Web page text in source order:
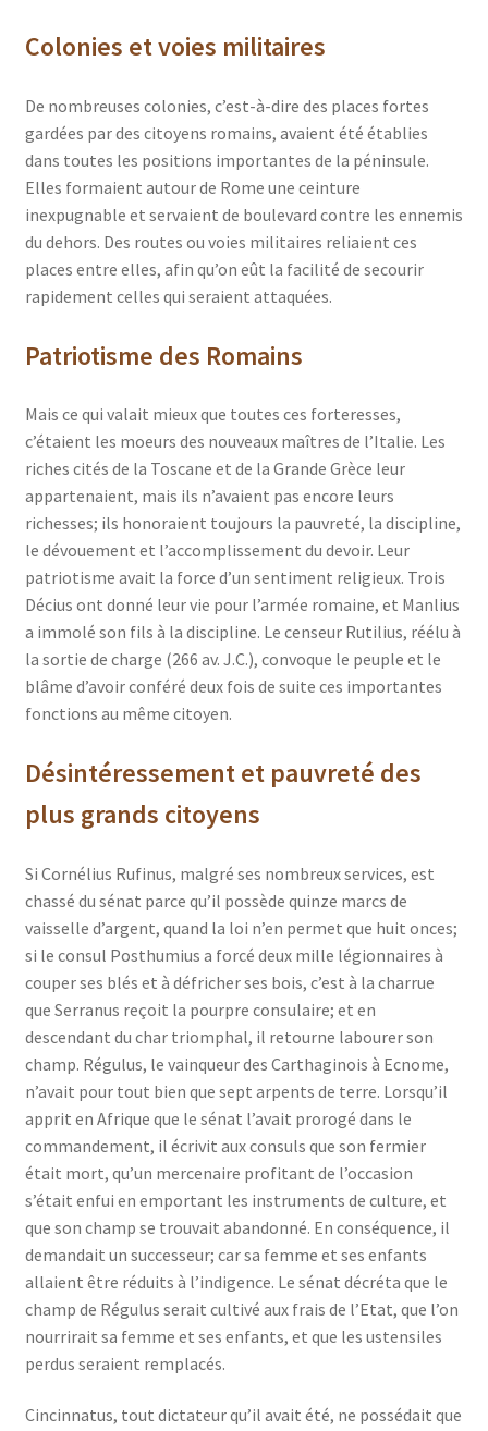
Colonies et voies militaires
De nombreuses colonies, c’est-à-dire des places fortes
gardées par des citoyens romains, avaient été établies
dans toutes les positions importantes de la péninsule.
Elles formaient autour de Rome une ceinture
inexpugnable et servaient de boulevard contre les ennemis
du dehors. Des routes ou voies militaires reliaient ces
places entre elles, afin qu’on eût la facilité de secourir
rapidement celles qui seraient attaquées.
Patriotisme des Romains
Mais ce qui valait mieux que toutes ces forteresses,
c’étaient les moeurs des nouveaux maîtres de l’Italie. Les
riches cités de la Toscane et de la Grande Grèce leur
appartenaient, mais ils n’avaient pas encore leurs
richesses; ils honoraient toujours la pauvreté, la discipline,
le dévouement et l’accomplissement du devoir. Leur
patriotisme avait la force d’un sentiment religieux. Trois
Décius ont donné leur vie pour l’armée romaine, et Manlius
a immolé son fils à la discipline. Le censeur Rutilius, réélu à
la sortie de charge (266 av. J.C.), convoque le peuple et le
blâme d’avoir conféré deux fois de suite ces importantes
fonctions au même citoyen.
Désintéressement et pauvreté des
plus grands citoyens
Si Cornélius Rufinus, malgré ses nombreux services, est
chassé du sénat parce qu’il possède quinze marcs de
vaisselle d’argent, quand la loi n’en permet que huit onces;
si le consul Posthumius a forcé deux mille légionnaires à
couper ses blés et à défricher ses bois, c’est à la charrue
que Serranus reçoit la pourpre consulaire; et en
descendant du char triomphal, il retourne labourer son
champ. Régulus, le vainqueur des Carthaginois à Ecnome,
n’avait pour tout bien que sept arpents de terre. Lorsqu’il
apprit en Afrique que le sénat l’avait prorogé dans le
commandement, il écrivit aux consuls que son fermier
était mort, qu’un mercenaire profitant de l’occasion
s’était enfui en emportant les instruments de culture, et
que son champ se trouvait abandonné. En conséquence, il
demandait un successeur; car sa femme et ses enfants
allaient être réduits à l’indigence. Le sénat décréta que le
champ de Régulus serait cultivé aux frais de l’Etat, que l’on
nourrirait sa femme et ses enfants, et que les ustensiles
perdus seraient remplacés.
Cincinnatus, tout dictateur qu’il avait été, ne possédait que